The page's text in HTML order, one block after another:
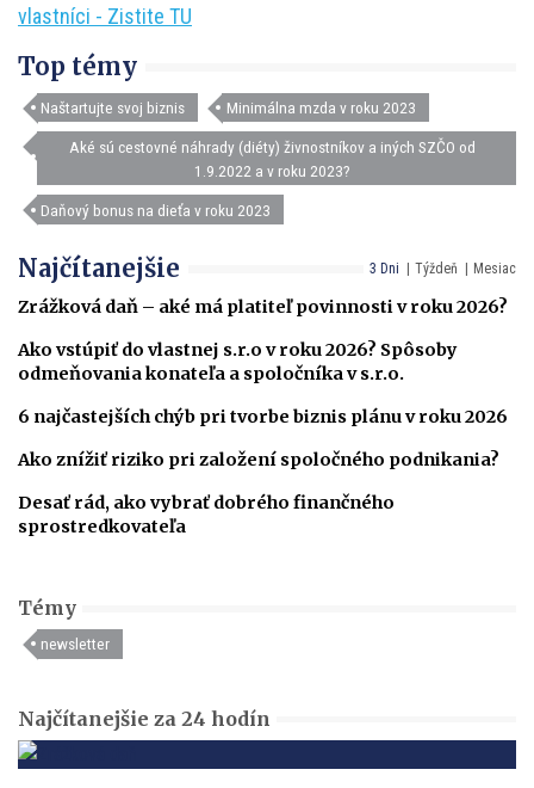
vlastníci - Zistite TU
Top témy
Naštartujte svoj biznis Minimálna mzda v roku 2023
Aké sú cestovné náhrady (diéty) živnostníkov a iných SZČO od
1.9.2022 a v roku 2023?
Daňový bonus na dieťa v roku 2023
3 Dni Týždeň Mesiac
Najčítanejšie
Zrážková daň – aké má platiteľ povinnosti v roku 2026?
Ako vstúpiť do vlastnej s.r.o v roku 2026? Spôsoby
odmeňovania konateľa a spoločníka v s.r.o.
6 najčastejších chýb pri tvorbe biznis plánu v roku 2026
Ako znížiť riziko pri založení spoločného podnikania?
Desať rád, ako vybrať dobrého finančného
sprostredkovateľa
Témy
newsletter
Najčítanejšie za 24 hodín